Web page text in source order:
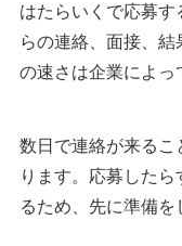
はたらいくで応募
らの連絡、面接、
の速さは企業によっ
数日で連絡が来るこ
ります。応募した
るため、先に準備を